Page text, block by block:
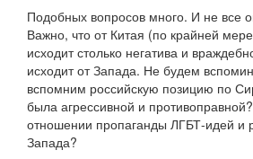
Подобных вопросов много. И не все
Важно, что от Китая (по крайней
исходит столько негатива и
исходит от Запада. Не будем
вспомним российскую позицию по
была агрессивной и
отношении пропаганды ЛГБТ-идей и
Запада?